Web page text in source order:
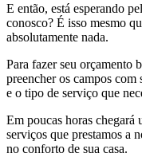
E então, está esperando
conosco? É isso mesmo
absolutamente nada.
Para fazer seu orçamento
preencher os campos com
e o tipo de serviço que
Em poucas horas chegará
serviços que prestamos a
no conforto de sua casa.